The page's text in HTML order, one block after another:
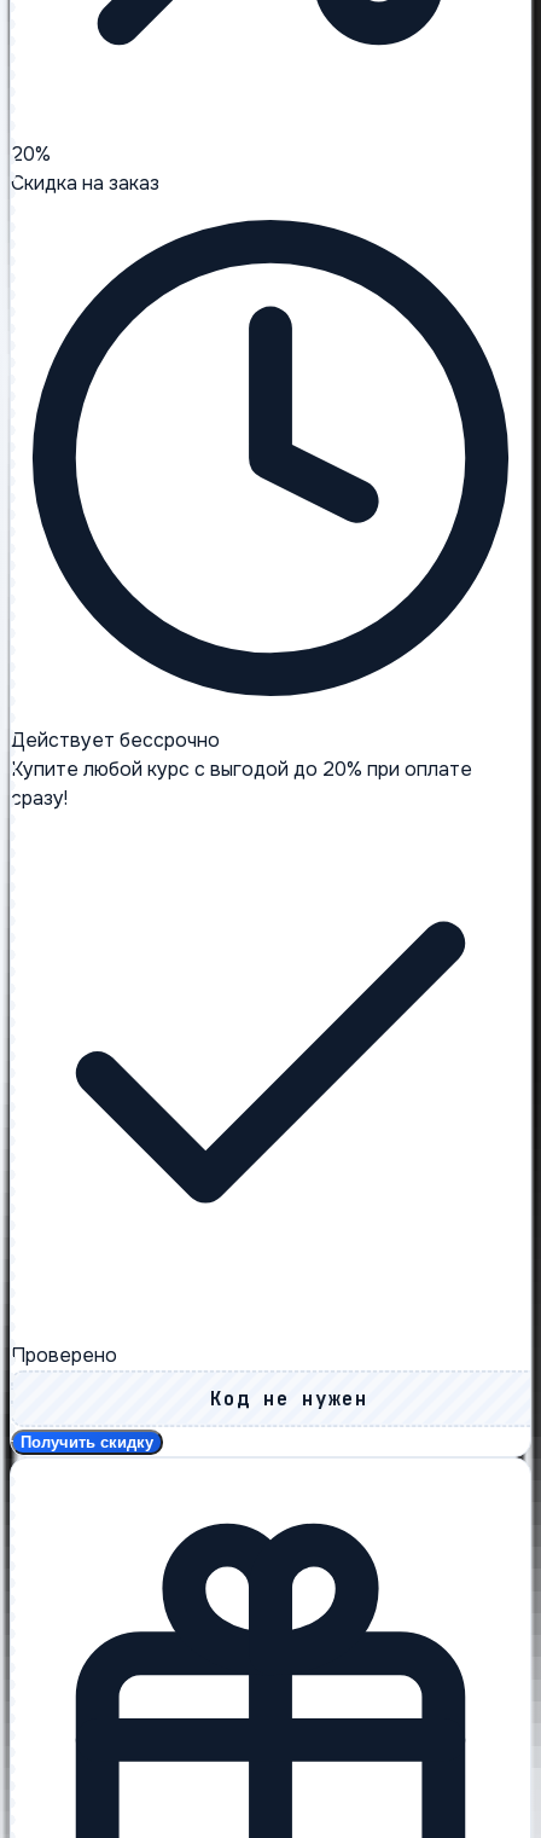
20%
Скидка на заказ
Действует бессрочно
Купите любой курс с выгодой до 20% при оплате
сразу!
Проверено
Код не нужен
Получить скидку